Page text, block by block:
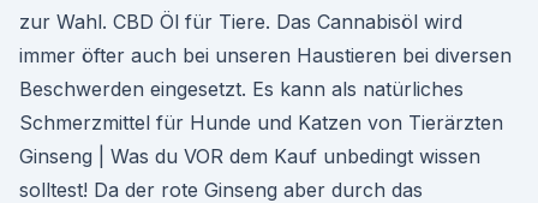
zur Wahl. CBD Öl für Tiere. Das Cannabisöl wird
immer öfter auch bei unseren Haustieren bei diversen
Beschwerden eingesetzt. Es kann als natürliches
Schmerzmittel für Hunde und Katzen von Tierärzten
Ginseng | Was du VOR dem Kauf unbedingt wissen
solltest! Da der rote Ginseng aber durch das